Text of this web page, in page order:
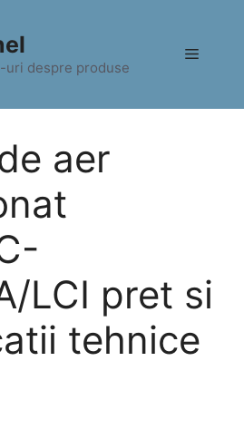
uri despre produse
Meniu
aer
LCI pret si
tehnice